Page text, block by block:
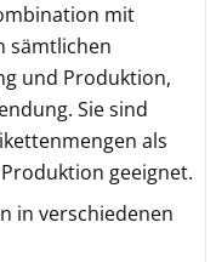
mit
sämtlichen
und Produktion,
Sie sind
als
geeignet.
in verschiedenen